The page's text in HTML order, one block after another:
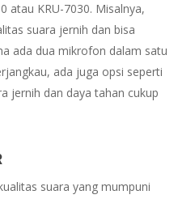
atau KRU-7030. Misalnya,
suara jernih dan bisa
ada dua mikrofon dalam satu
ada juga opsi seperti
jernih dan daya tahan cukup
suara yang mumpuni